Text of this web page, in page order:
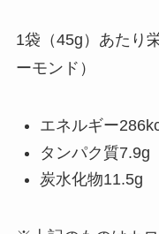
1袋（45g）あたり
ーモンド）
エネルギー
タンパク質7.9g
炭水化物11.5g